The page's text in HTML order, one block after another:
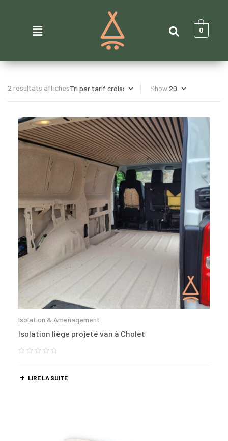
0
2 résultats affichés Show
Isolation & Aménagement
Isolation liège projeté van à Cholet
LIRE LA SUITE